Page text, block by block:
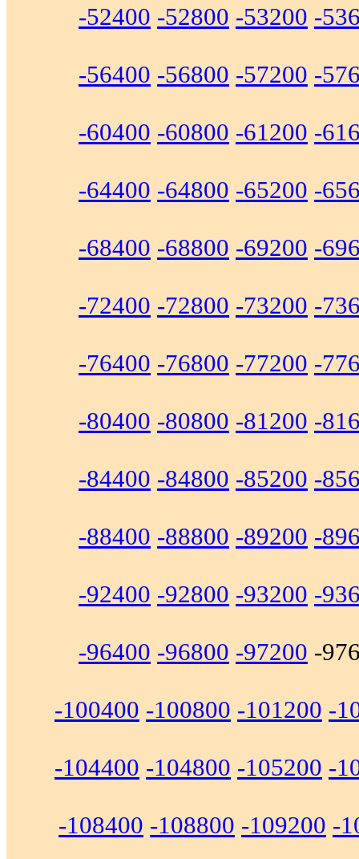
-52400 -52800 -53200 -
-56400 -56800 -57200 -
-60400 -60800 -61200 -
-64400 -64800 -65200 -
-68400 -68800 -69200 -
-72400 -72800 -73200 -
-76400 -76800 -77200 -
-80400 -80800 -81200 -
-84400 -84800 -85200 -
-88400 -88800 -89200 -
-92400 -92800 -93200 -
-96400 -96800 -97200 -
-100400 -100800 -101200 -
-104400 -104800 -105200 -
-108400 -108800 -109200 -